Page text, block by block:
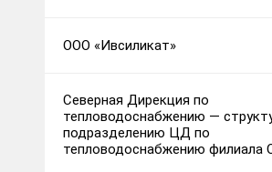
ООО «Ивсиликат»
Северная Дирекция по
тепловодоснабжению —
подразделению ЦД по
тепловодоснабжению